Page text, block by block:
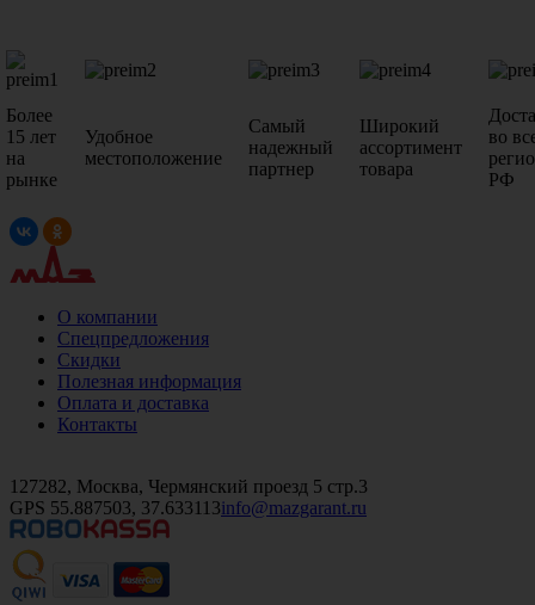
Более
15 лет
на
рынке
Удобное
местоположение
Самый
надежный
партнер
Широкий
ассортимент
товара
во
РФ
О компании
Спецпредложения
Скидки
Полезная информация
Оплата и доставка
Контакты
127282, Москва, Чермянский проезд 5 стр.3
GPS 55.887503, 37.633113info@mazgarant.ru